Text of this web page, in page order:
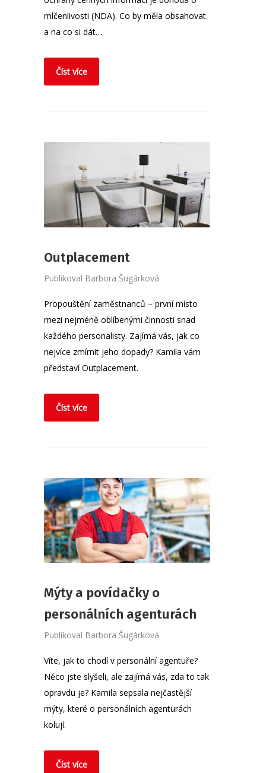
mlčenlivosti (NDA). Co by měla obsahovat
a na co si dát…
Číst více
Outplacement
Publikoval Barbora Šugárková
Propouštění zaměstnanců – první místo
mezi nejméně oblíbenými činnosti snad
každého personalisty. Zajímá vás, jak co
nejvíce zmírnit jeho dopady? Kamila vám
představí Outplacement.
Číst více
Mýty a povídačky o
personálních agenturách
Publikoval Barbora Šugárková
Víte, jak to chodí v personální agentuře?
Něco jste slyšeli, ale zajímá vás, zda to tak
opravdu je? Kamila sepsala nejčastější
mýty, které o personálních agenturách
kolují.
Číst více